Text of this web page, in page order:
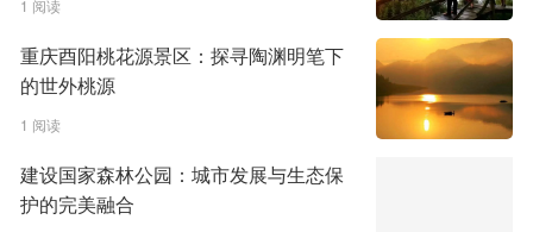
1 阅读
重庆酉阳桃花源景区：探寻陶渊明笔下
的世外桃源
1 阅读
建设国家森林公园：城市发展与生态保
护的完美融合